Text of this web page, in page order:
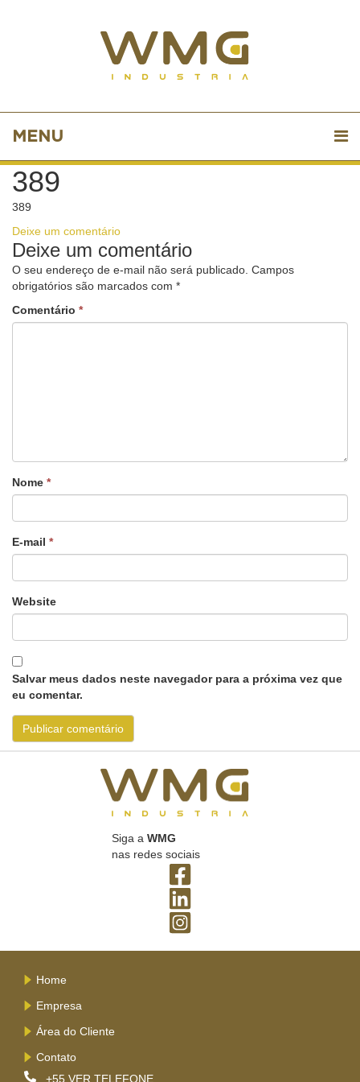
MENU
389
389
Deixe um comentário
Deixe um comentário
O seu endereço de e-mail não será publicado. Campos
obrigatórios são marcados com *
Comentário *
Nome *
E-mail *
Website
Salvar meus dados neste navegador para a próxima vez que
eu comentar.
Siga a WMG
nas redes sociais
Home
Empresa
Área do Cliente
Contato
+55 VER TELEFONE